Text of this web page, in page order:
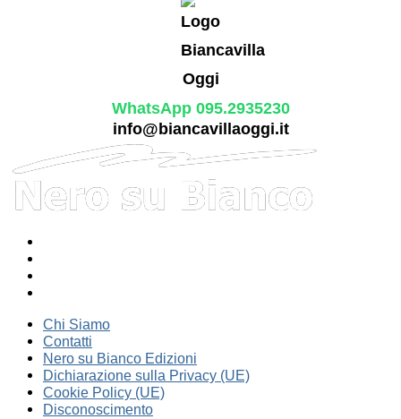
WhatsApp 095.2935230
info@biancavillaoggi.it
Chi Siamo
Contatti
Nero su Bianco Edizioni
Dichiarazione sulla Privacy (UE)
Cookie Policy (UE)
Disconoscimento